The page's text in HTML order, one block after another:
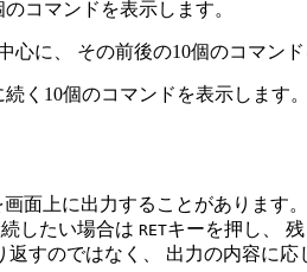
コマンドを表示します。
心に、 その前後の10個のコマンド
く10個のコマンドを表示します。
面上に出力することがあります
したい場合は RETキーを押し、
すのではなく、 出力の内容に応